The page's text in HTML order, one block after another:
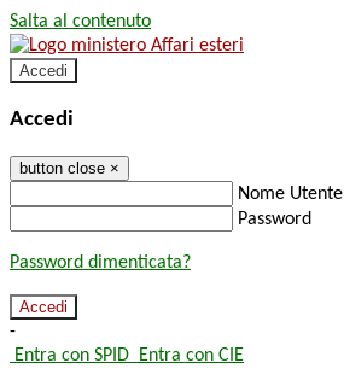
Salta al contenuto
Accedi
Accedi
button close ×
Nome Utente
Password
Password dimenticata?
-
Entra con SPID Entra con CIE